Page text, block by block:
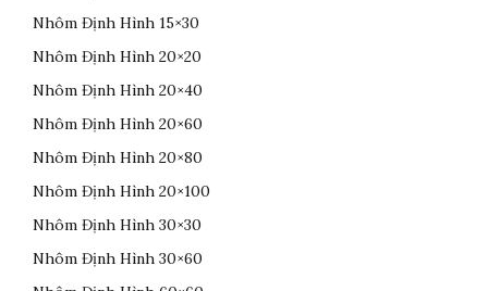
Nhôm Định Hình 15×30
Nhôm Định Hình 20×20
Nhôm Định Hình 20×40
Nhôm Định Hình 20×60
Nhôm Định Hình 20×80
Nhôm Định Hình 20×100
Nhôm Định Hình 30×30
Nhôm Định Hình 30×60